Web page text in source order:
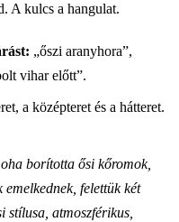
A kulcs a hangulat.
„őszi aranyhora”,
vihar előtt”.
a középteret és a hátteret.
borította ősi kőromok,
felettük két
atmoszférikus,